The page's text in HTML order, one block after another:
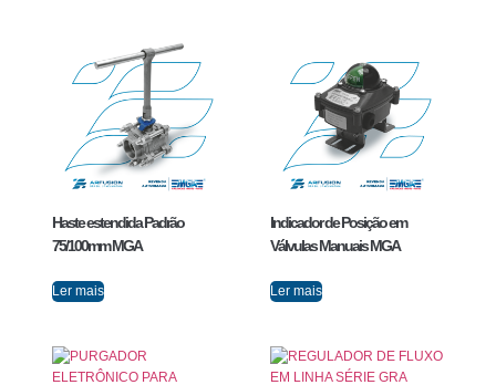
Haste estendida Padrão
75/100mm MGA
Ler mais
Indicador de Posição em
Válvulas Manuais MGA
Ler mais